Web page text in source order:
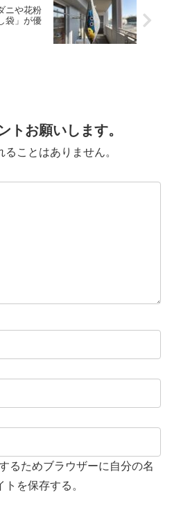
ニや花粉
袋」が優
トお願いします。
ことはありません。
るためブラウザーに自分の名
を保存する。